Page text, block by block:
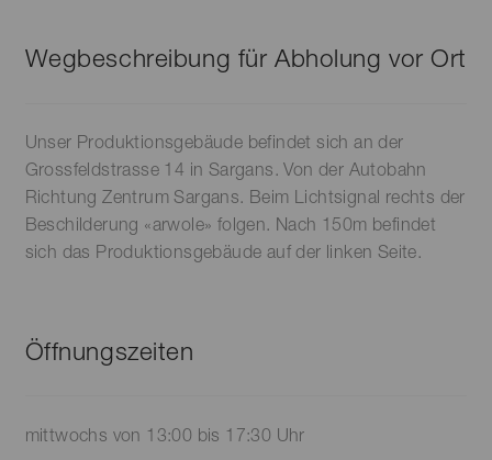
Wegbeschreibung für Abholung vor Ort
Unser Produktionsgebäude befindet sich an der
Grossfeldstrasse 14 in Sargans. Von der Autobahn
Richtung Zentrum Sargans. Beim Lichtsignal rechts der
Beschilderung «arwole» folgen. Nach 150m befindet
sich das Produktionsgebäude auf der linken Seite.
Öffnungszeiten
mittwochs von 13:00 bis 17:30 Uhr